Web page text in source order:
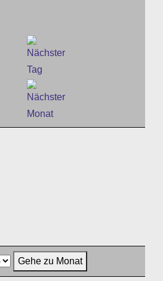
Gehe zu Monat